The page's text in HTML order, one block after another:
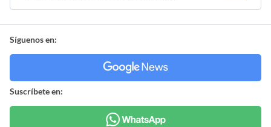
Síguenos en:
Suscríbete en: